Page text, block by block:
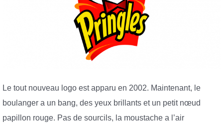
Le tout nouveau logo est apparu en 2002. Maintenant, le
boulanger a un bang, des yeux brillants et un petit nœud
papillon rouge. Pas de sourcils, la moustache a l’air